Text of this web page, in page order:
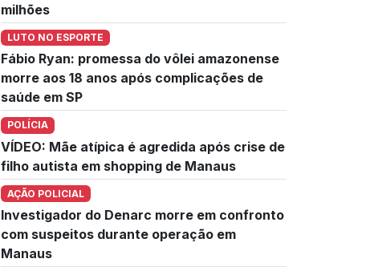
milhões
LUTO NO ESPORTE
Fábio Ryan: promessa do vôlei amazonense
morre aos 18 anos após complicações de
saúde em SP
POLÍCIA
VÍDEO: Mãe atípica é agredida após crise de
filho autista em shopping de Manaus
AÇÃO POLICIAL
Investigador do Denarc morre em confronto
com suspeitos durante operação em
Manaus